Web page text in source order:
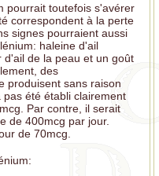
pourrait toutefois s'avérer
correspondent à la perte
signes pourraient aussi
haleine d'ail
d'ail de la peau et un goût
des
produisent sans raison
été établi clairement
Par contre, il serait
de 400mcg par jour.
de 70mcg.